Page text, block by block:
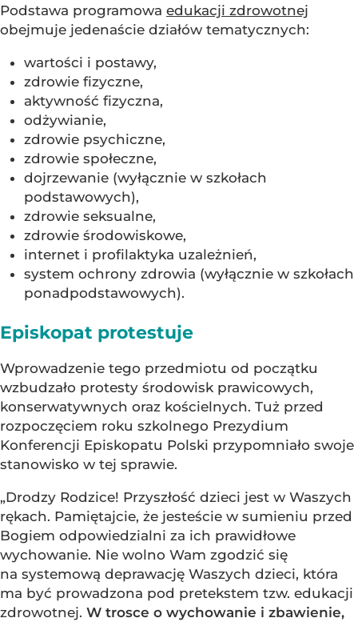
Podstawa programowa edukacji zdrowotnej
obejmuje jedenaście działów tematycznych:
wartości i postawy,
zdrowie fizyczne,
aktywność fizyczna,
odżywianie,
zdrowie psychiczne,
zdrowie społeczne,
dojrzewanie (wyłącznie w szkołach
podstawowych),
zdrowie seksualne,
zdrowie środowiskowe,
internet i profilaktyka uzależnień,
system ochrony zdrowia (wyłącznie w szkołach
ponadpodstawowych).
Episkopat protestuje
Wprowadzenie tego przedmiotu od początku
wzbudzało protesty środowisk prawicowych,
konserwatywnych oraz kościelnych. Tuż przed
rozpoczęciem roku szkolnego Prezydium
Konferencji Episkopatu Polski przypomniało swoje
stanowisko w tej sprawie.
„Drodzy Rodzice! Przyszłość dzieci jest w Waszych
rękach. Pamiętajcie, że jesteście w sumieniu przed
Bogiem odpowiedzialni za ich prawidłowe
wychowanie. Nie wolno Wam zgodzić się
na systemową deprawację Waszych dzieci, która
ma być prowadzona pod pretekstem tzw. edukacji
zdrowotnej. W trosce o wychowanie i zbawienie,